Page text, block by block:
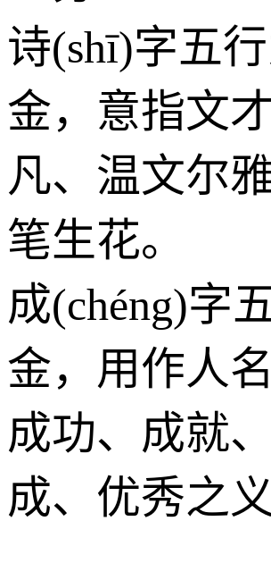
诗(shī)字五
金，意指文
凡、温文尔
笔生花。
成(chéng)字
金，用作人
成功、成就
成、优秀之义